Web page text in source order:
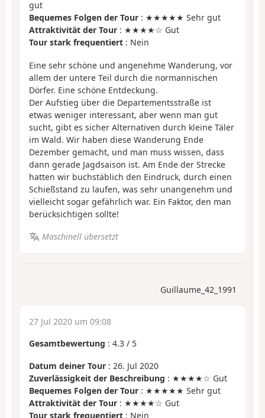
gut
Bequemes Folgen der Tour : ★★★★★ Sehr gut
Attraktivität der Tour : ★★★★☆ Gut
Tour stark frequentiert : Nein
Eine sehr schöne und angenehme Wanderung, vor
allem der untere Teil durch die normannischen
Dörfer. Eine schöne Entdeckung.
Der Aufstieg über die Departementsstraße ist
etwas weniger interessant, aber wenn man gut
sucht, gibt es sicher Alternativen durch kleine Täler
im Wald. Wir haben diese Wanderung Ende
Dezember gemacht, und man muss wissen, dass
dann gerade Jagdsaison ist. Am Ende der Strecke
hatten wir buchstäblich den Eindruck, durch einen
Schießstand zu laufen, was sehr unangenehm und
vielleicht sogar gefährlich war. Ein Faktor, den man
berücksichtigen sollte!
Maschinell übersetzt
Guillaume_42_1991
27 Jul 2020 um 09:08
Gesamtbewertung : 4.3 / 5
Datum deiner Tour : 26. Jul 2020
Zuverlässigkeit der Beschreibung : ★★★★☆ Gut
Bequemes Folgen der Tour : ★★★★★ Sehr gut
Attraktivität der Tour : ★★★★☆ Gut
Tour stark frequentiert : Nein